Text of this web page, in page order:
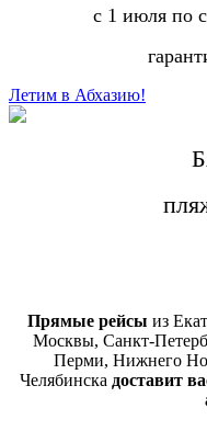
с 1 июля по
Летим в Абхазию!
Прямые рейсы из
Москвы, Санкт-
Перми, Нижнего
Челябинска доставит